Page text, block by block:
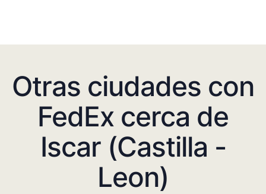
Otras ciudades con
FedEx cerca de
Iscar (Castilla -
Leon)